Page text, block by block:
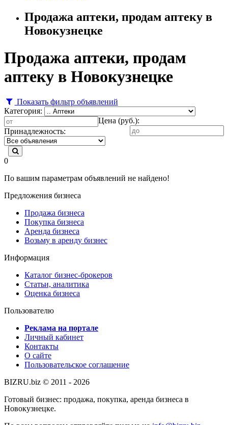
Продажа аптеки, продам аптеку в
Новокузнецке
Продажа аптеки, продам
аптеку в Новокузнецке
Показать фильтр объявлений
Категория:
Цена (руб.):
Принадлежность:
0
По вашим параметрам объявлений не найдено!
Предложения бизнеса
Продажа бизнеса
Покупка бизнеса
Аренда бизнеса
Возьму в аренду бизнес
Информация
Каталог бизнес-брокеров
Статьи, аналитика
Оценка бизнеса
Пользователю
Реклама на портале
Личный кабинет
Контакты
О сайте
Пользовательское соглашение
BIZRU.biz © 2011 - 2026
Готовый бизнес: продажа, покупка, аренда бизнеса в
Новокузнецке.